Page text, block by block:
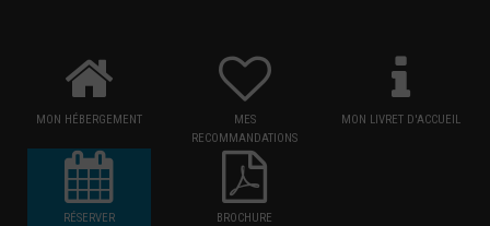
MON HÉBERGEMENT
MES
RECOMMANDATIONS
MON LIVRET D'ACCUEIL
RÉSERVER BROCHURE